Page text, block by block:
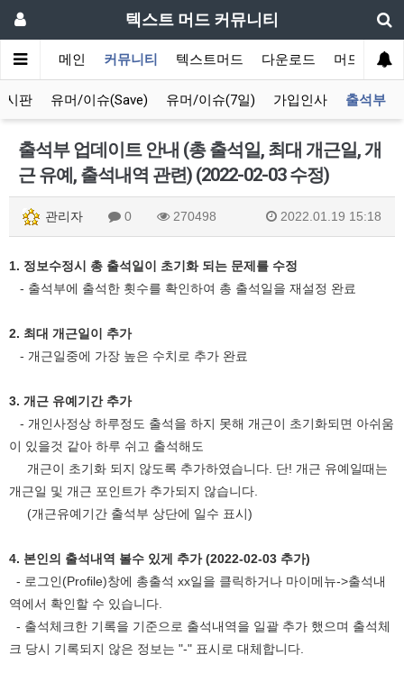
텍스트 머드 커뮤니티
메인 커뮤니티 텍스트머드 다운로드 머드 잡담
시판 유머/이슈(Save) 유머/이슈(7일) 가입인사 출석부
출석부 업데이트 안내 (총 출석일, 최대 개근일, 개
근 유예, 출석내역 관련) (2022-02-03 수정)
관리자 0 270498 2022.01.19 15:18
1. 정보수정시 총 출석일이 초기화 되는 문제를 수정
- 출석부에 출석한 횟수를 확인하여 총 출석일을 재설정 완료
2. 최대 개근일이 추가
- 개근일중에 가장 높은 수치로 추가 완료
3. 개근 유예기간 추가
- 개인사정상 하루정도 출석을 하지 못해 개근이 초기화되면 아쉬움
이 있을것 같아 하루 쉬고 출석해도
개근이 초기화 되지 않도록 추가하였습니다. 단! 개근 유예일때는
개근일 및 개근 포인트가 추가되지 않습니다.
(개근유예기간 출석부 상단에 일수 표시)
4. 본인의 출석내역 볼수 있게 추가 (2022-02-03 추가)
- 로그인(Profile)창에 총출석 xx일을 클릭하거나 마이메뉴->출석내
역에서 확인할 수 있습니다.
- 출석체크한 기록을 기준으로 출석내역을 일괄 추가 했으며 출석체
크 당시 기록되지 않은 정보는 "-" 표시로 대체합니다.